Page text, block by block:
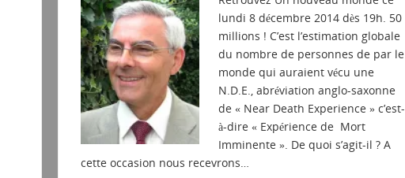
lundi 8 décembre 2014 dès 19h. 50
millions ! C’est l’estimation globale
du nombre de personnes de par le
monde qui auraient vécu une
N.D.E., abréviation anglo-saxonne
de « Near Death Experience » c’est-
à-dire « Expérience de Mort
Imminente ». De quoi s’agit-il ? A
cette occasion nous recevrons…